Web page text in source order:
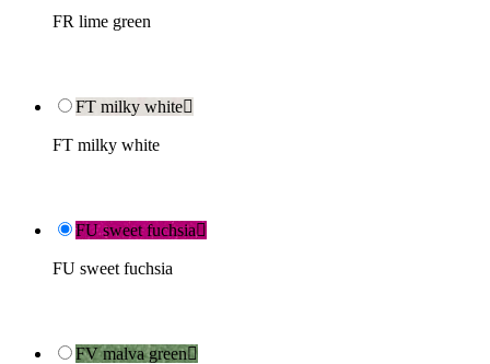
FR lime green
FT milky white
FT milky white
FU sweet fuchsia
FU sweet fuchsia
FV malva green